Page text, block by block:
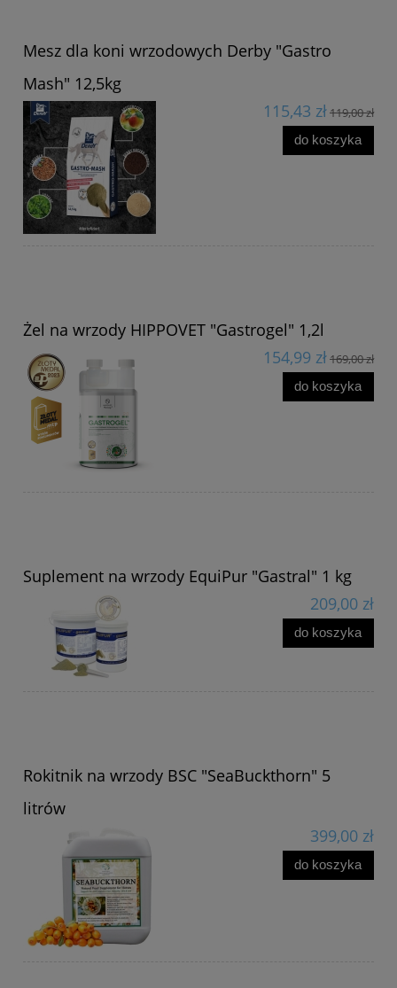
Mesz dla koni wrzodowych Derby "Gastro
Mash" 12,5kg
115,43 zł119,00 zł
do koszyka
Żel na wrzody HIPPOVET "Gastrogel" 1,2l
154,99 zł169,00 zł
do koszyka
Suplement na wrzody EquiPur "Gastral" 1 kg
209,00 zł
do koszyka
Rokitnik na wrzody BSC "SeaBuckthorn" 5
litrów
399,00 zł
do koszyka